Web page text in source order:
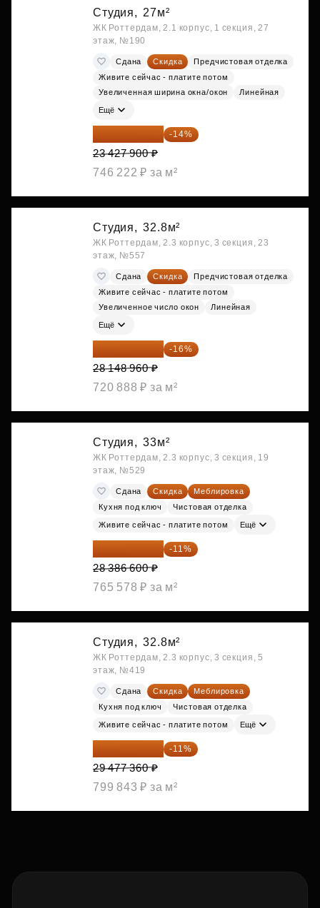
Студия, 27м²
ЖК Роттердам, 2.1 корпус, 1 секция, 27
этаж, №190
Сдана Скидка
Предчистовая отделка
Живите сейчас - платите потом
Увеличенная ширина окна/окон
Линейная
Ещё
20 147 994 ₽ -14%
23 427 900 ₽
746 222 ₽ за м²
Студия, 32.8м²
ЖК Роттердам, 2.3 корпус, 3 секция, 23
этаж, №557
Сдана Скидка
Предчистовая отделка
Живите сейчас - платите потом
Увеличенное число окон
Линейная
Ещё
23 645 126 ₽ -16%
28 148 960 ₽
720 888 ₽ за м²
Студия, 33м²
ЖК Роттердам, 2.3 корпус, 3 секция, 19
этаж, №529
Сдана Скидка
Меблировка
Кухня под ключ
Чистовая отделка
Живите сейчас - платите потом Ещё
25 264 074 ₽ -11%
28 386 600 ₽
765 578 ₽ за м²
Студия, 32.8м²
ЖК Роттердам, 2.3 корпус, 3 секция, 5
этаж, №419
Сдана Скидка
Меблировка
Кухня под ключ
Чистовая отделка
Живите сейчас - платите потом Ещё
26 234 850 ₽ -11%
29 477 360 ₽
799 843 ₽ за м²